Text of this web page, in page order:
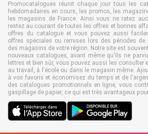
Promocatalogues réunit chaque jour tous les
hebdomadaires en cours, les promos, les
les magasins de France. Ainsi vous ne ratez
restez au courant de toutes les offres et bonnes
offres du catalogue et vous pouvez aussi
offres spéciales ou remises lors des périodes de
des magasins de votre région. Notre site est
nouveaux catalogues, avant même qu'ils ne
lettres et bien sûr, vous pouvez aussi les consulter
au travail, à l'école ou dans le magasin même.
à vos favoris et économisez du temps et de
des catalogues promotionnels en ligne, vous
gaspillage de papier, ce qui est très avantageux